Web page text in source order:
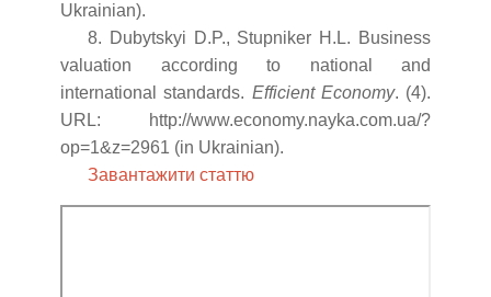
Ukrainian).
8. Dubytskyi D.P., Stupniker H.L. Business
valuation according to national and
international standards. Efficient Economy. (4).
URL: http://www.economy.nayka.com.ua/?
op=1&z=2961 (in Ukrainian).
Завантажити статтю